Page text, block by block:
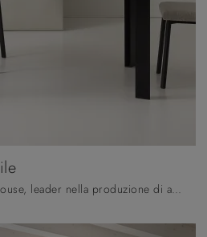
Il rinomato marchio Pointhouse, leader nella produzione di arredi in ceramica, ha scelto per la sua linea una grande varietà di materiali, forme e ...